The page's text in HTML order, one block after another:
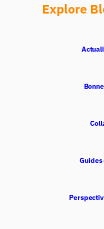
Explore